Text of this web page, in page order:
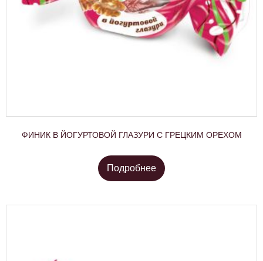
ФИНИК В ЙОГУРТОВОЙ ГЛАЗУРИ С ГРЕЦКИМ ОРЕХОМ
Подробнее